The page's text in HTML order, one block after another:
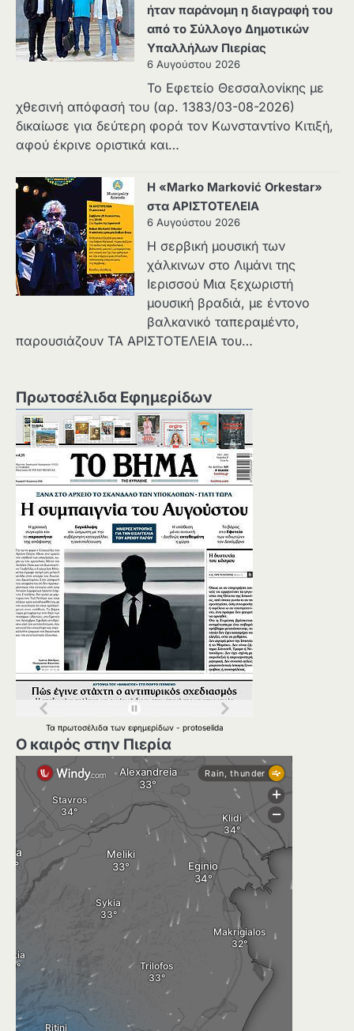
ήταν παράνομη η διαγραφή του
από το Σύλλογο Δημοτικών
Υπαλλήλων Πιερίας
6 Αυγούστου 2026
Το Εφετείο Θεσσαλονίκης με
χθεσινή απόφασή του (αρ. 1383/03-08-2026)
δικαίωσε για δεύτερη φορά τον Κωνσταντίνο Κιτιξή,
αφού έκρινε οριστικά και…
Η «Marko Marković Orkestar»
στα ΑΡΙΣΤΟΤΕΛΕΙΑ
6 Αυγούστου 2026
Η σερβική μουσική των
χάλκινων στο Λιμάνι της
Ιερισσού Μια ξεχωριστή
μουσική βραδιά, με έντονο
βαλκανικό ταπεραμέντο,
παρουσιάζουν ΤΑ ΑΡΙΣΤΟΤΕΛΕΙΑ του…
Πρωτοσέλιδα Εφημερίδων
Τα πρωτοσέλιδα των εφημερίδων - protoselida
Ο καιρός στην Πιερία